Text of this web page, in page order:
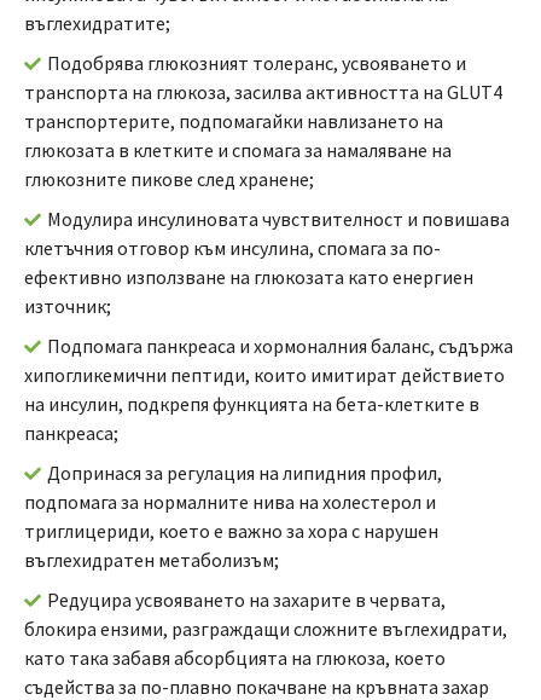
въглехидратите;
Подобрява глюкозният толеранс, усвояването и
транспорта на глюкоза, засилва активността на GLUT4
транспортерите, подпомагайки навлизането на
глюкозата в клетките и спомага за намаляване на
глюкозните пикове след хранене;
Модулира инсулиновата чувствителност и повишава
клетъчния отговор към инсулина, спомага за по-
ефективно използване на глюкозата като енергиен
източник;
Подпомага панкреаса и хормоналния баланс, съдържа
хипогликемични пептиди, които имитират действието
на инсулин, подкрепя функцията на бета-клетките в
панкреаса;
Допринася за регулация на липидния профил,
подпомага за нормалните нива на холестерол и
триглицериди, което е важно за хора с нарушен
въглехидратен метаболизъм;
Редуцира усвояването на захарите в червата,
блокира ензими, разграждащи сложните въглехидрати,
като така забавя абсорбцията на глюкоза, което
съдейства за по-плавно покачване на кръвната захар